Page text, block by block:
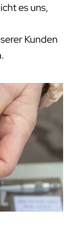
es uns,
Kunden